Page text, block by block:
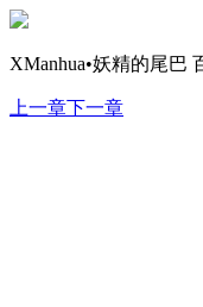
XManhua•妖精的尾巴
上一章下一章